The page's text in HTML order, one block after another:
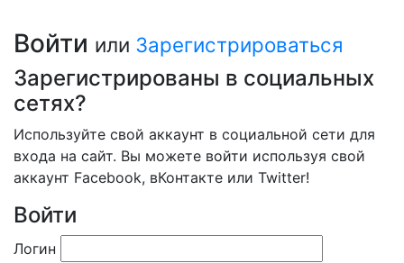
Войти или Зарегистрироваться
Зарегистрированы в социальных
сетях?
Используйте свой аккаунт в социальной сети для
входа на сайт. Вы можете войти используя свой
аккаунт Facebook, вКонтакте или Twitter!
Войти
Логин